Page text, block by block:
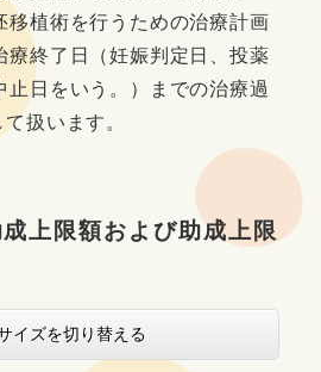
移植術を行うための治療計画
療終了日（妊娠判定日、投薬
止日をいう。）までの治療過
て扱います。
成上限額および助成上限
イズを切り替える